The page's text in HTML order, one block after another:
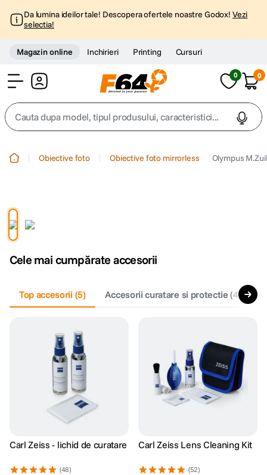
Da lumina ideilor tale! Descopera ofertele noastre Godox! Vezi
selectia!
Magazin online Inchirieri Printing Cursuri
0 0
Cauta dupa model, tipul produsului, caracteristici...
4 peak design
5. canon sx740 hs
card memorie
dji mic mini
dji osmo
Obiective foto Obiective foto mirrorless Olympus
Cele mai cumpărate accesorii
Top accesorii (5) Accesorii curatare si protectie (4)
Carl Zeiss - lichid de curatare
(48)
Carl Zeiss Lens Cleaning Kit
(52)